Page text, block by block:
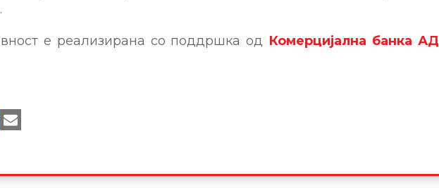
е реализирана со поддршка од Комерцијална банка АД